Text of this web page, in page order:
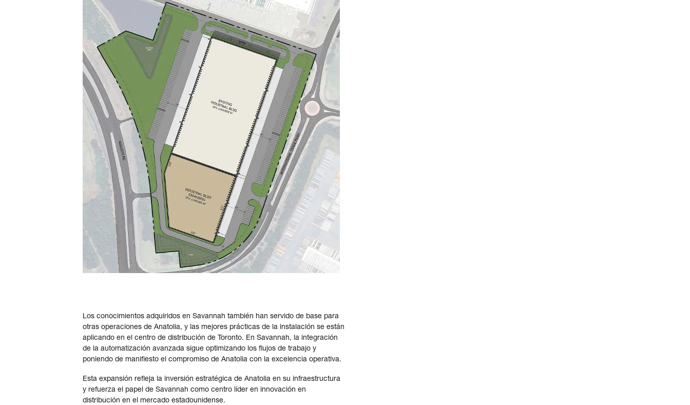
Los conocimientos adquiridos en Savannah también han servido de base para
otras operaciones de Anatolia, y las mejores prácticas de la instalación se están
aplicando en el centro de distribución de Toronto. En Savannah, la integración
de la automatización avanzada sigue optimizando los flujos de trabajo y
poniendo de manifiesto el compromiso de Anatolia con la excelencia operativa.
Esta expansión refleja la inversión estratégica de Anatolia en su infraestructura
y refuerza el papel de Savannah como centro líder en innovación en
distribución en el mercado estadounidense.